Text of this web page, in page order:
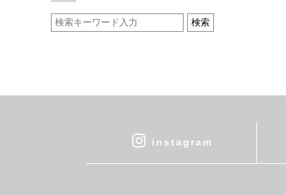
by basics
CATWORTH
cohan
DEAN & DELUCAinstagram